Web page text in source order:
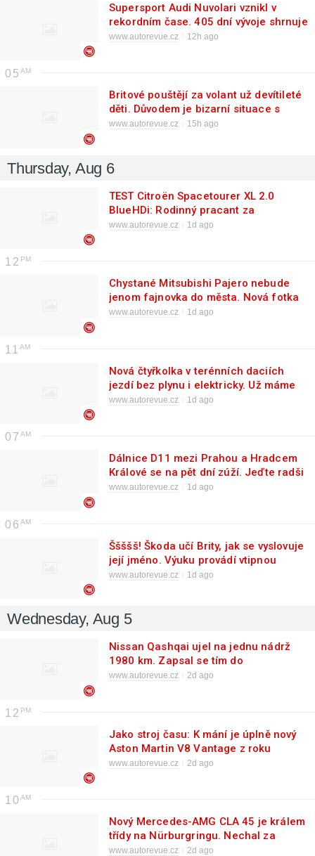
Supersport Audi Nuvolari vznikl v
rekordním čase. 405 dní vývoje shrnuje
krátký dokument
www.autorevue.cz 12h ago
05
Britové pouštějí za volant už devítileté
děti. Důvodem je bizarní situace s
řidičáky
www.autorevue.cz 15h ago
Thursday, Aug 6
TEST Citroën Spacetourer XL 2.0
BlueHDi: Rodinný pracant za
rozumnou cenu
www.autorevue.cz 1d ago
12
Chystané Mitsubishi Pajero nebude
jenom fajnovka do města. Nová fotka
to prozrazuje
www.autorevue.cz 1d ago
11
Nová čtyřkolka v terénních daciích
jezdí bez plynu i elektricky. Už máme
české ceny
www.autorevue.cz 1d ago
07
Dálnice D11 mezi Prahou a Hradcem
Králové se na pět dní zúží. Jeďte radši
přes noc
www.autorevue.cz 1d ago
06
Ššššš! Škoda učí Brity, jak se vyslovuje
její jméno. Výuku provádí vtipnou
reklamou
www.autorevue.cz 1d ago
Wednesday, Aug 5
Nissan Qashqai ujel na jednu nádrž
1980 km. Zapsal se tím do
Guinnessovy knihy rekordů
www.autorevue.cz 2d ago
12
Jako stroj času: K mání je úplně nový
Aston Martin V8 Vantage z roku
1990
www.autorevue.cz 2d ago
10
Nový Mercedes-AMG CLA 45 je králem
třídy na Nürburgringu. Nechal za
sebou i Porsche Taycan
www.autorevue.cz 2d ago